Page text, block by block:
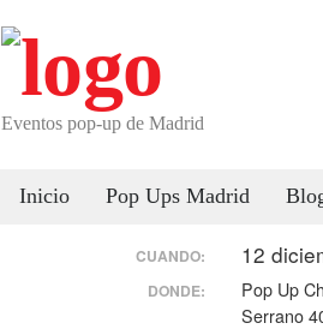
Eventos pop-up de Madrid
Inicio Pop Ups Madrid
CUANDO: 12
DONDE:
Pop Up
Serrano